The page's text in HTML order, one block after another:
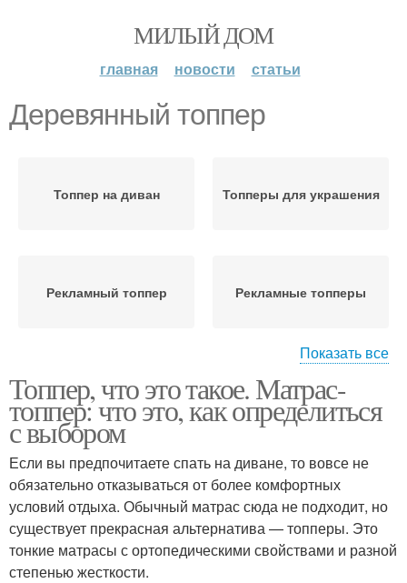
МИЛЫЙ ДОМ
главная новости статьи
Деревянный топпер
Топпер на диван Топперы для украшения
Рекламный топпер Рекламные топперы
Топпер в кулинарии Топпер для торта
Топпер в торт Пряничные топперы
Показать все
Топпер, что это такое. Матрас-
топпер: что это, как определиться
с выбором
Если вы предпочитаете спать на диване, то вовсе не
обязательно отказываться от более комфортных
условий отдыха. Обычный матрас сюда не подходит, но
существует прекрасная альтернатива — топперы. Это
тонкие матрасы с ортопедическими свойствами и разной
степенью жесткости.